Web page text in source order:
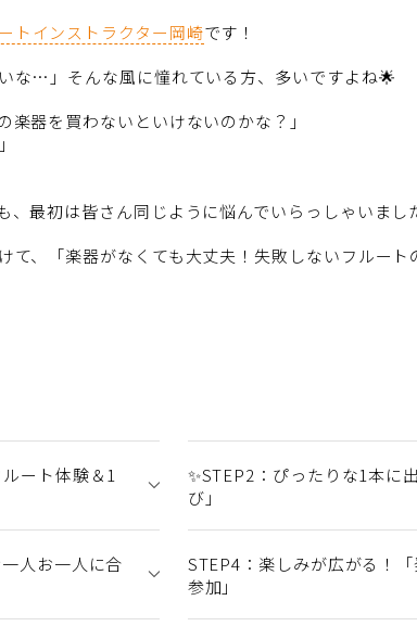
トインストラクター岡崎です！
な…」そんな風に憧れている方、多いですよね🌟
器を買わないといけないのかな？」
最初は皆さん同じように悩んでいらっしゃいまし
、「楽器がなくても大丈夫！失敗しないフルー
ート体験＆1
✨STEP2：ぴったりな1本に
び」
人お一人に合
STEP4：楽しみが広がる！
参加」